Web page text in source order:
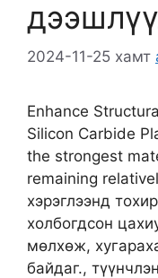
2024-11-25 хамт
Enhance
Silicon Carbide
the strongest
remaining
хэрэглээнд
холбогдсон
мөлхөж,
байдаг.,